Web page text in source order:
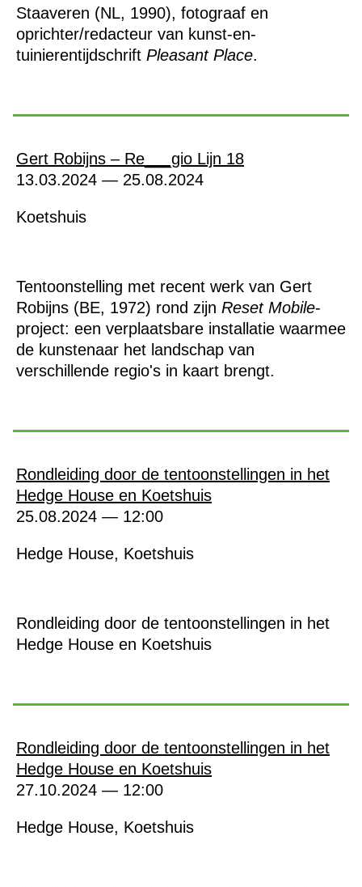
Staaveren (NL, 1990), fotograaf en
oprichter/redacteur van kunst-en-
tuinierentijdschrift Pleasant Place.
Gert Robijns – Re___gio Lijn 18
13.03.2024 — 25.08.2024
Koetshuis
Tentoonstelling met recent werk van Gert
Robijns (BE, 1972) rond zijn Reset Mobile-
project: een verplaatsbare installatie waarmee
de kunstenaar het landschap van
verschillende regio's in kaart brengt.
Rondleiding door de tentoonstellingen in het
Hedge House en Koetshuis
25.08.2024 — 12:00
Hedge House, Koetshuis
Rondleiding door de tentoonstellingen in het
Hedge House en Koetshuis
Rondleiding door de tentoonstellingen in het
Hedge House en Koetshuis
27.10.2024 — 12:00
Hedge House, Koetshuis